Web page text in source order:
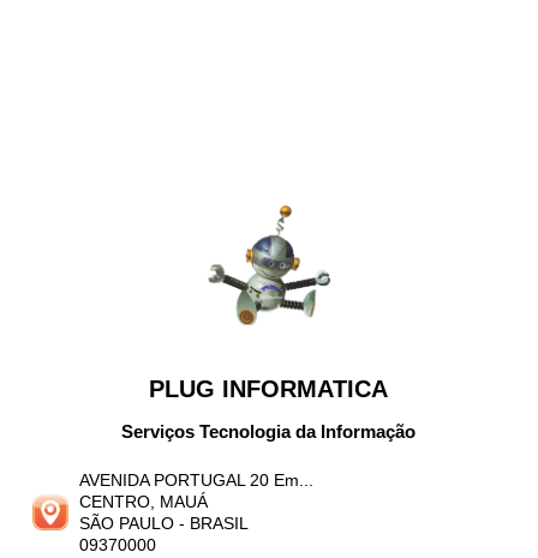
PLUG INFORMATICA
Serviços Tecnologia da Informação
AVENIDA PORTUGAL 20 Em...
CENTRO, MAUÁ
SÃO PAULO - BRASIL
09370000